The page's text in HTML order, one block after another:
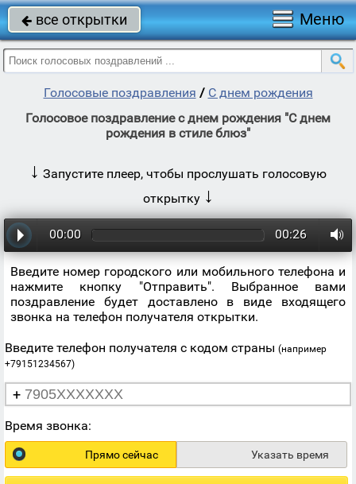
 все открытки Меню
Голосовые поздравления / С днем рождения
Голосовое поздравление с днем рождения "С днем
рождения в стиле блюз"
↓ Запустите плеер, чтобы прослушать голосовую
открытку ↓
00:00 00:26
Введите номер городского или мобильного телефона и
нажмите кнопку "Отправить". Выбранное вами
поздравление будет доставлено в виде входящего
звонка на телефон получателя открытки.
Введите телефон получателя с кодом страны (например
+79151234567)
+
Время звонка:
Прямо сейчас Указать время